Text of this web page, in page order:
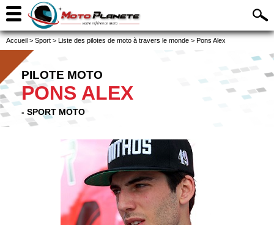
Accueil > Sport > Liste des pilotes de moto à travers le monde > Pons Alex
PILOTE MOTO
PONS ALEX
- SPORT MOTO